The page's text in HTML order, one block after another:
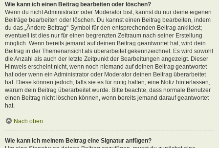
Wie kann ich einen Beitrag bearbeiten oder löschen?
Wenn du nicht Administrator oder Moderator bist, kannst du nur deine eigenen
Beiträge bearbeiten oder löschen. Du kannst einen Beitrag bearbeiten, indem
du das „Ändere Beitrag“-Symbol für den entsprechenden Beitrag anklickst;
eventuell ist dies nur für einen begrenzten Zeitraum nach seiner Erstellung
möglich. Wenn bereits jemand auf deinen Beitrag geantwortet hat, wird dein
Beitrag in der Themenansicht als überarbeitet gekennzeichnet. Es wird sowohl
die Anzahl als auch der letzte Zeitpunkt der Bearbeitungen angezeigt. Dieser
Hinweis erscheint nicht, wenn noch niemand auf deinen Beitrag geantwortet
hat oder wenn ein Administrator oder Moderator deinen Beitrag überarbeitet
hat. Diese können jedoch, falls sie es für nötig halten, eine Notiz hinterlassen,
warum dein Beitrag überarbeitet wurde. Bitte beachte, dass normale Benutzer
einen Beitrag nicht löschen können, wenn bereits jemand darauf geantwortet
hat.
Nach oben
Wie kann ich meinem Beitrag eine Signatur anfügen?